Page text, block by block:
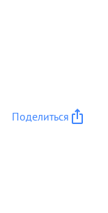
до 20
Поделиться